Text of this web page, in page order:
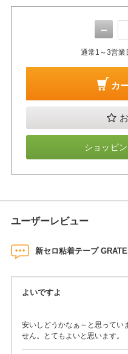
－
通常1～3営業
カ
ショッピ
ユーザーレビュー
新セロ粘着テープ
よいですよ
安いしどうかなぁ～と思ってい
せん。とてもよいと思います。